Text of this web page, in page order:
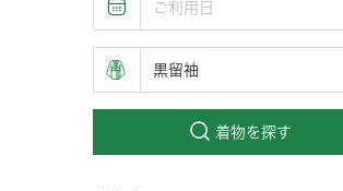
着物を探す